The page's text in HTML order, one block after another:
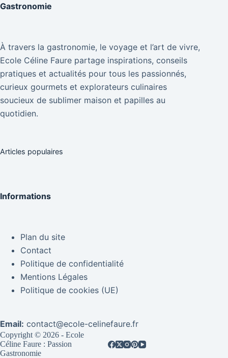
Gastronomie
À travers la gastronomie, le voyage et l’art de vivre,
Ecole Céline Faure partage inspirations, conseils
pratiques et actualités pour tous les passionnés,
curieux gourmets et explorateurs culinaires
soucieux de sublimer maison et papilles au
quotidien.
Articles populaires
Informations
Plan du site
Contact
Politique de confidentialité
Mentions Légales
Politique de cookies (UE)
Email: contact@ecole-celinefaure.fr
Copyright © 2026 - Ecole
Céline Faure : Passion
Gastronomie